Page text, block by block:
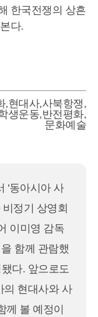
한국전쟁의 상흔
다.
,현대사,사북항쟁,
생운동,반전평화,
문화예술
'동아시아 사
정기 상영회
이미영 감독
함께 관람했
다. 앞으로도
의 현대사와 사
께 볼 예정이